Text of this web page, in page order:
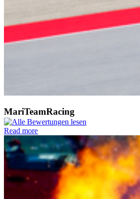
MariTeamRacing
Read more